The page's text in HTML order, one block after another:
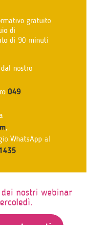
gratuito
di
di 90 minuti
nostro
049
;
WhatsApp al
nostri webinar